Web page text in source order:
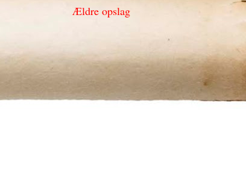
Ældre opslag